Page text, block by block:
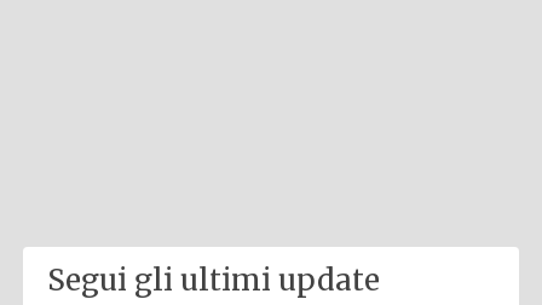
Segui gli ultimi update